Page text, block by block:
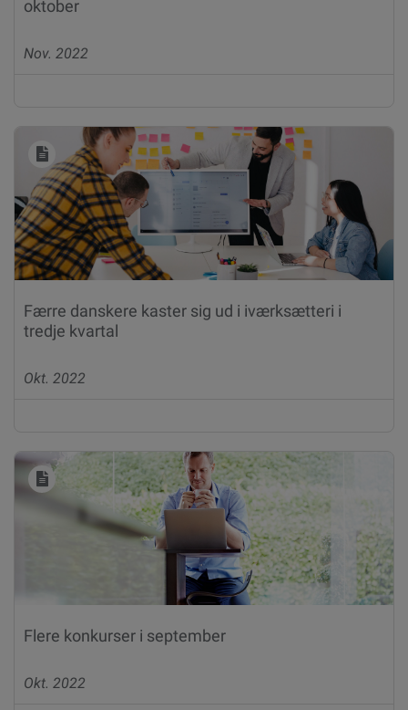
oktober
Nov. 2022
Færre danskere kaster sig ud i iværksætteri i
tredje kvartal
Okt. 2022
Flere konkurser i september
Okt. 2022